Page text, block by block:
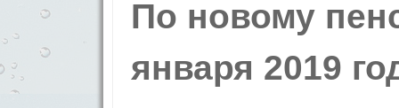
По новому
января 2019